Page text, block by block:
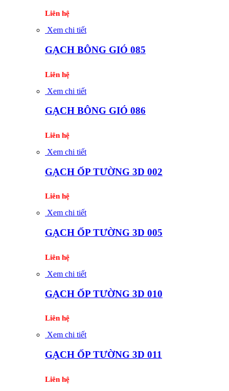
Liên hệ
Xem chi tiết
GẠCH BÔNG GIÓ 085
Liên hệ
Xem chi tiết
GẠCH BÔNG GIÓ 086
Liên hệ
Xem chi tiết
GẠCH ỐP TƯỜNG 3D 002
Liên hệ
Xem chi tiết
GẠCH ỐP TƯỜNG 3D 005
Liên hệ
Xem chi tiết
GẠCH ỐP TƯỜNG 3D 010
Liên hệ
Xem chi tiết
GẠCH ỐP TƯỜNG 3D 011
Liên hệ